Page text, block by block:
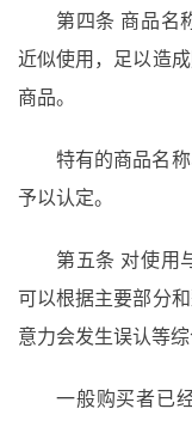
第四条 商品名
近似使用，足以造
商品。
特有的商品名
予以认定。
第五条 对使用
可以根据主要部分
意力会发生误认等综
一般购买者已